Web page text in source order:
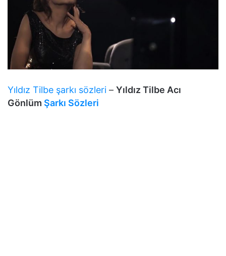
Yıldız Tilbe şarkı sözleri – Yıldız Tilbe Acı
Gönlüm Şarkı Sözleri